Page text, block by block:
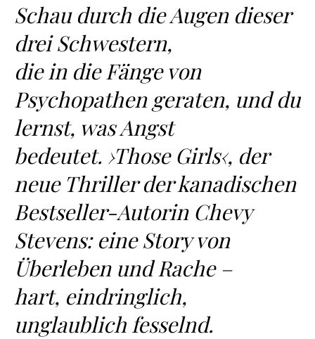
Schau durch die Augen dieser
drei Schwestern,
die in die Fänge von
Psychopathen geraten, und du
lernst, was Angst
bedeutet. ›Those Girls‹, der
neue Thriller der kanadischen
Bestseller-Autorin Chevy
Stevens: eine Story von
Überleben und Rache –
hart, eindringlich,
unglaublich fesselnd.